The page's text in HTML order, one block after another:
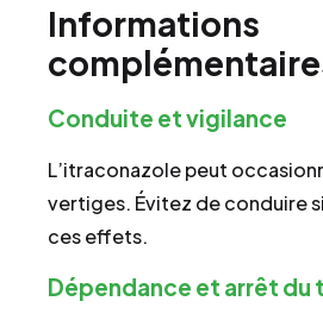
Informations
Conduite et vigilance
L’itraconazole peut
vertiges. Évitez de conduire
ces effets.
Dépendance et arrêt du